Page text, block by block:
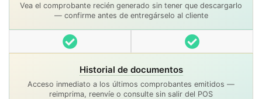
Vea el comprobante recién generado sin tener que descargarlo
— confirme antes de entregárselo al cliente
Incluido Incluido
Historial de documentos
Acceso inmediato a los últimos comprobantes emitidos —
reimprima, reenvíe o consulte sin salir del POS